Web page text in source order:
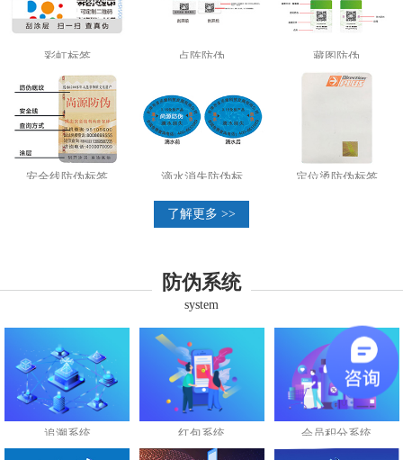
彩虹标签 点阵防伪 藏图防伪
安全线防伪标签 滴水消失防伪标 定位烫防伪标签
了解更多 >>
防伪系统
system
追溯系统 红包系统 会员积分系统